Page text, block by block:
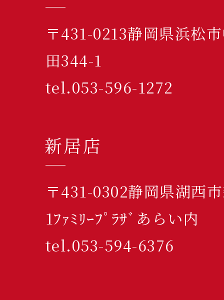
〒431-0213静岡県浜松
田344-1
tel.053-596-1272
新居店
〒431-0302静岡県湖西
1ﾌｧﾐﾘｰﾌﾟﾗｻﾞあらい内
tel.053-594-6376